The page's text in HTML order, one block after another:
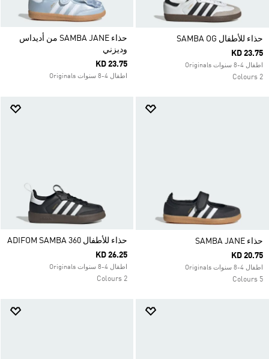
حذاء للأطفال SAMBA OG
KD 23.75
اطفال 4-8 سنوات Originals
2 Colours
حذاء SAMBA JANE من أديداس
وديزني
KD 23.75
اطفال 4-8 سنوات Originals
حذاء SAMBA JANE
KD 20.75
اطفال 4-8 سنوات Originals
5 Colours
حذاء للأطفال ADIFOM SAMBA 360
KD 26.25
اطفال 4-8 سنوات Originals
2 Colours